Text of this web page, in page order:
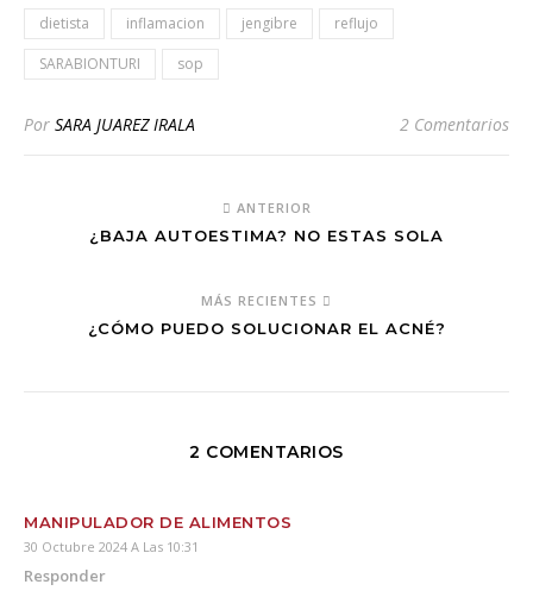
dietista inflamacion jengibre
reflujo
SARABIONTURI
sop
Por SARA JUAREZ IRALA 2 Comentarios
ANTERIOR
¿BAJA AUTOESTIMA? NO ESTAS SOLA
MÁS RECIENTES
¿CÓMO PUEDO SOLUCIONAR EL ACNÉ?
2 COMENTARIOS
MANIPULADOR DE ALIMENTOS
30 Octubre 2024 A Las 10:31
Responder